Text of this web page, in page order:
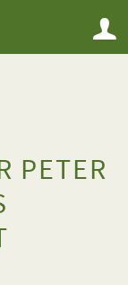
PETER